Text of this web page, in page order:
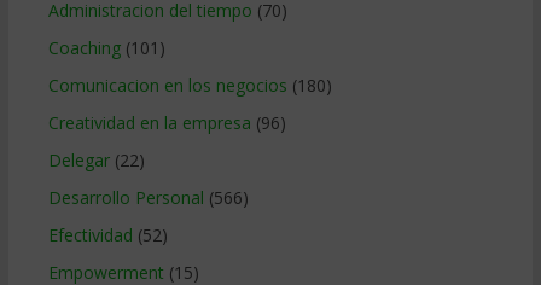
Administracion del tiempo (70)
Coaching(101)
Comunicacion en los negocios (180)
Creatividad en la empresa (96)
Delegar(22)
Desarrollo Personal (566)
Efectividad (52)
Empowerment (15)